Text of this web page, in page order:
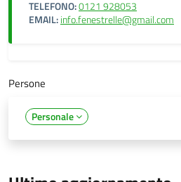
TELEFONO:0121 928053
EMAIL:info.fenestrelle@gmail.com
Persone
Personale